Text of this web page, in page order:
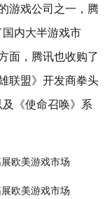
游戏公司之一，腾
内大半游戏市
面，腾讯也收购了
联盟》开发商拳头
《使命召唤》系